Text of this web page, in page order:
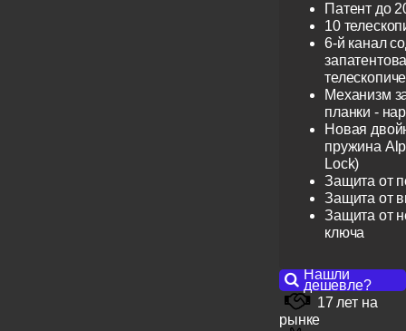
Патент до
10
6-й канал
Механизм
планки -
Новая
пружина
Lock)
Защита от
Защита от
Защита от
ключа
Нашли
дешевле?
17 лет на
рынке